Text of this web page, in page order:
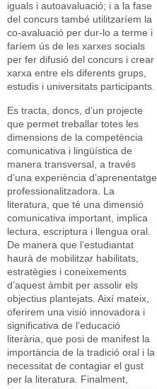
iguals i autoavaluació; i a la fase
del concurs també utilitzaríem la
co-avaluació per dur-lo a terme i
faríem ús de les xarxes socials
per fer difusió del concurs i crear
xarxa entre els diferents grups,
estudis i universitats participants.
Es tracta, doncs, d’un projecte
que permet treballar totes les
dimensions de la competència
comunicativa i lingüística de
manera transversal, a través
d’una experiència d’aprenentatge
professionalitzadora. La
literatura, que té una dimensió
comunicativa important, implica
lectura, escriptura i llengua oral.
De manera que l’estudiantat
haurà de mobilitzar habilitats,
estratègies i coneixements
d’aquest àmbit per assolir els
objectius plantejats. Així mateix,
oferirem una visió innovadora i
significativa de l’educació
literària, que posi de manifest la
importància de la tradició oral i la
necessitat de contagiar el gust
per la literatura. Finalment,